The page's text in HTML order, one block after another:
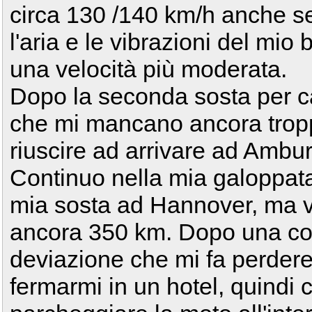
circa 130 /140 km/h anche
l'aria e le vibrazioni del mio
una velocità più moderata.
Dopo la seconda sosta per
che mi mancano ancora
riuscire ad arrivare ad
Continuo nella mia
mia sosta ad Hannover, ma
ancora 350 km. Dopo una
deviazione che mi fa
fermarmi in un hotel, quindi